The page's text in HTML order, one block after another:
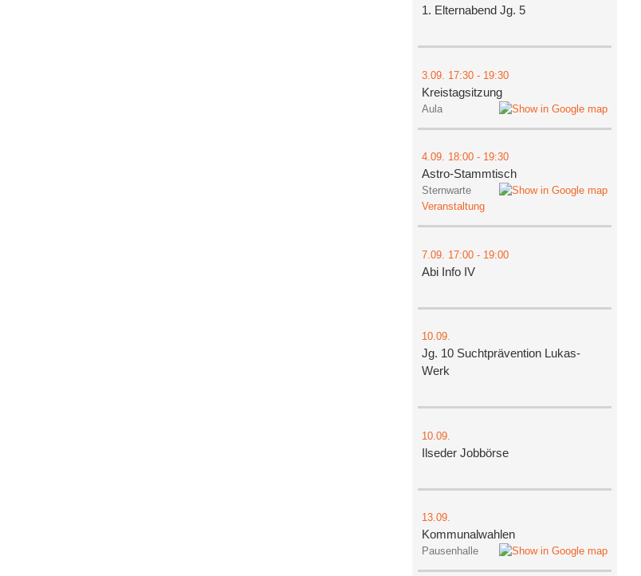
1. Elternabend Jg. 5
3.09. 17:30- 19:30
Kreistagsitzung
Aula
4.09. 18:00- 19:30
Astro-Stammtisch
Sternwarte
Veranstaltung
7.09. 17:00- 19:00
Abi Info IV
10.09.
Jg. 10 Suchtprävention Lukas-
Werk
10.09.
Ilseder Jobbörse
13.09.
Kommunalwahlen
Pausenhalle